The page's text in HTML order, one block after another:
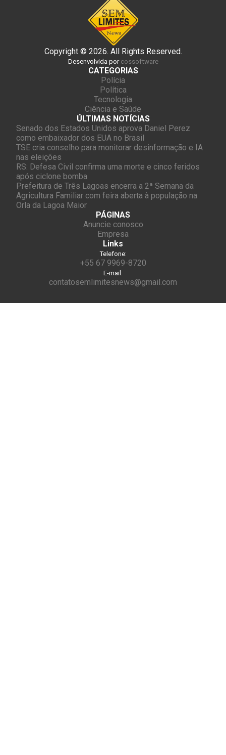
Copyright © 2026. All Rights Reserved.
Desenvolvida por cossoftware
CATEGORIAS
Polícia
Política
Tecnologia
Ciência e Saúde
ÚLTIMAS NOTÍCIAS
Senado dos Estados Unidos aprova Daniel Perez
como embaixador dos EUA no Brasil
TSE cria conselho para monitorar desinformação e IA
nas eleições
RS: Defesa Civil confirma uma morte e cinco feridos
após ciclone bomba
Prefeitura de Três Lagoas encerra a 2ª Semana da
Agricultura Familiar com feira aberta à população na
Orla da Lagoa Maior
PÁGINAS
Anuncie conosco
Empresa
Links
Telefone:
+55 67 9969-8720
E-mail:
contatosemlimitesnews@gmail.com